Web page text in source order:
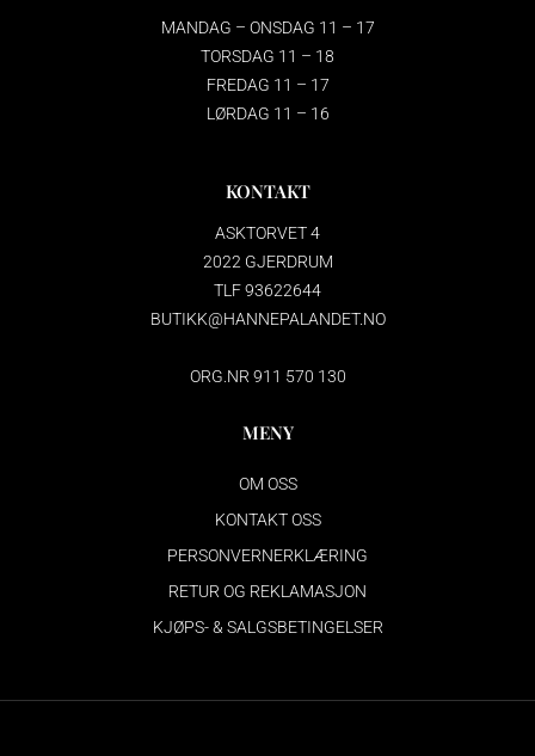
MANDAG – ONSDAG 11 – 17
TORSDAG 11 – 18
FREDAG 11 – 17
LØRDAG 11 – 16
KONTAKT
ASKTORVET 4
2022 GJERDRUM
TLF 93622644
BUTIKK@HANNEPALANDET.NO
ORG.NR 911 570 130
MENY
OM OSS
KONTAKT OSS
PERSONVERNERKLÆRING
RETUR OG REKLAMASJON
KJØPS- & SALGSBETINGELSER